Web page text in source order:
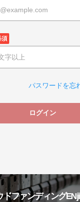
須
パスワードを忘
ログイン
ドファンディング